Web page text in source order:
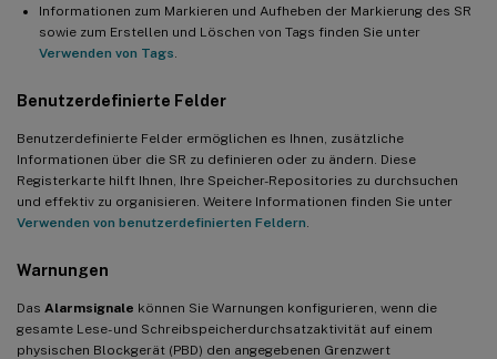
Informationen zum Markieren und Aufheben der Markierung des SR
sowie zum Erstellen und Löschen von Tags finden Sie unter
Verwenden von Tags
Benutzerdefinierte Felder
Benutzerdefinierte Felder ermöglichen es Ihnen, zusätzliche
Informationen über die SR zu definieren oder zu ändern. Diese
Registerkarte hilft Ihnen, Ihre Speicher-Repositories zu durchsuchen
und effektiv zu organisieren. Weitere Informationen finden Sie unter
Verwenden von benutzerdefinierten Feldern
Warnungen
Das Alarmsignale können Sie Warnungen konfigurieren, wenn die
gesamte Lese- und Schreibspeicherdurchsatzaktivität auf einem
physischen Blockgerät (PBD) den angegebenen Grenzwert